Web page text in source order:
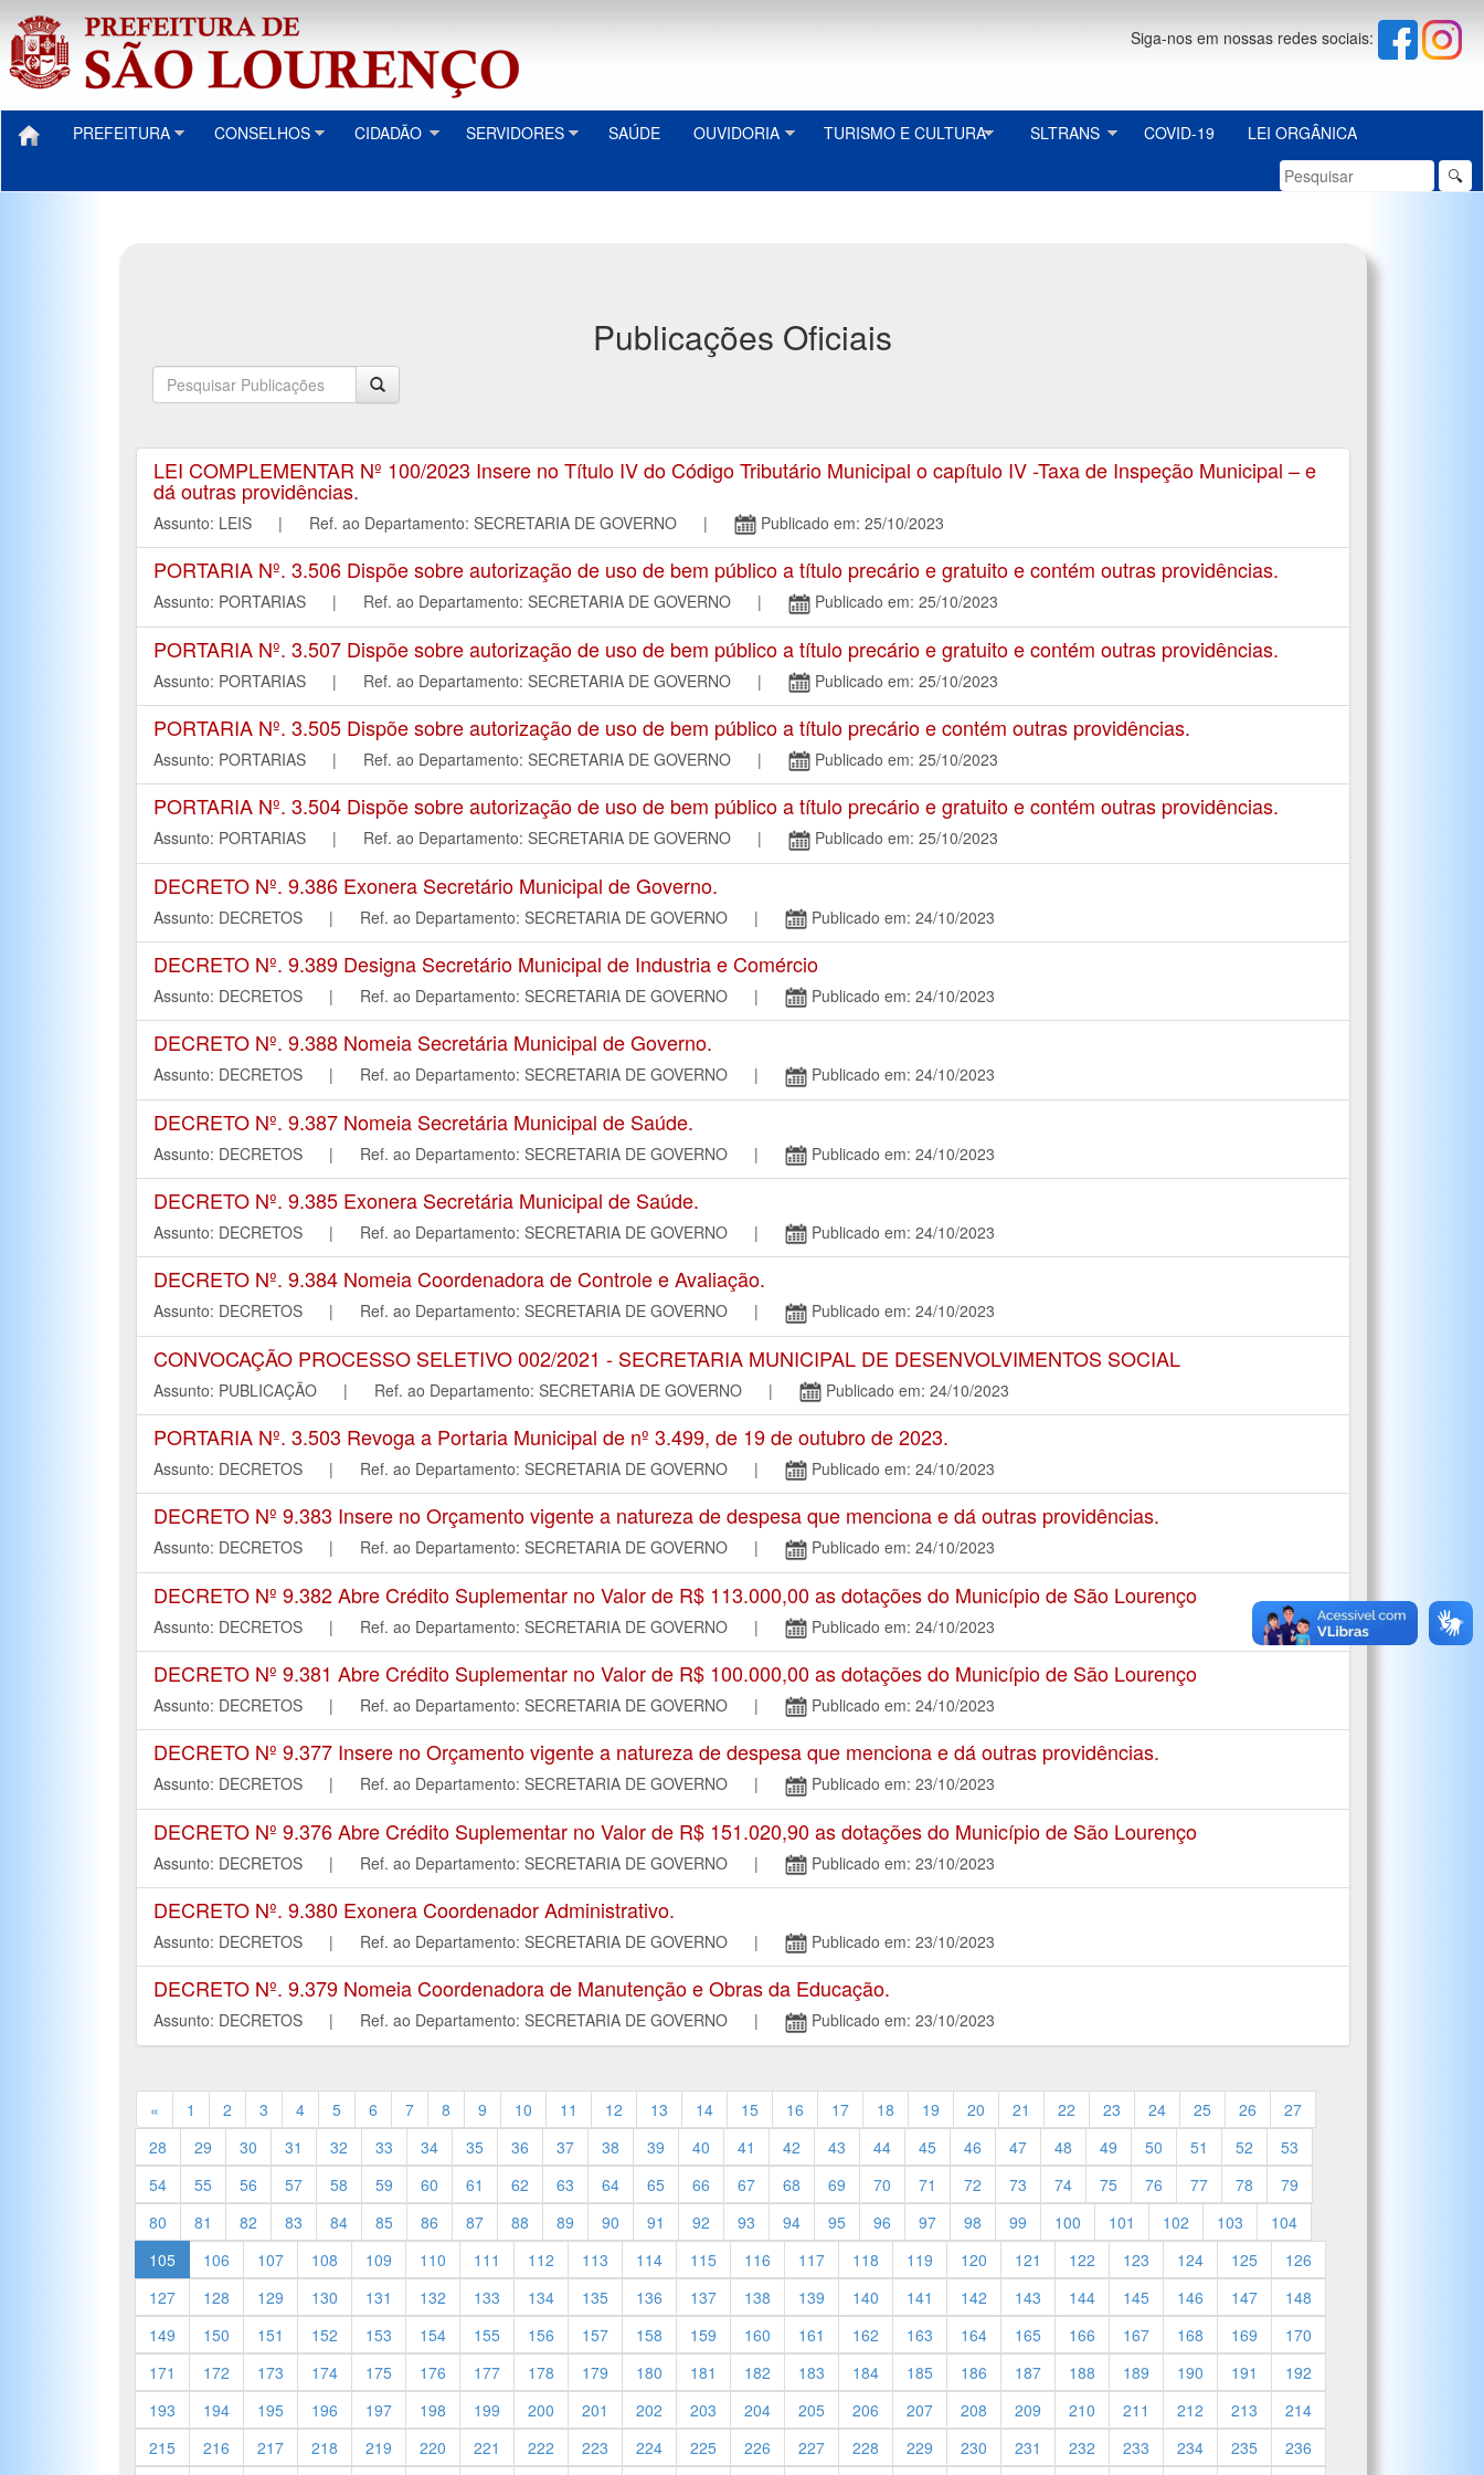
Siga-nos em nossas redes sociais:
PREFEITURA CONSELHOS CIDADÃO SERVIDORES SAÚDE OUVIDORIA TURISMO E CULTURA SLTRANS COVID-19
LEI ORGÂNICA
🔍
Publicações Oficiais
LEI COMPLEMENTAR Nº 100/2023 Insere no Título IV do Código Tributário Municipal o capítulo IV -Taxa de Inspeção Municipal – e
dá outras providências.
Assunto: LEIS | Ref. ao Departamento: SECRETARIA DE GOVERNO | Publicado em: 25/10/2023
PORTARIA Nº. 3.506 Dispõe sobre autorização de uso de bem público a título precário e gratuito e contém outras providências.
Assunto: PORTARIAS | Ref. ao Departamento: SECRETARIA DE GOVERNO | Publicado em: 25/10/2023
PORTARIA Nº. 3.507 Dispõe sobre autorização de uso de bem público a título precário e gratuito e contém outras providências.
Assunto: PORTARIAS | Ref. ao Departamento: SECRETARIA DE GOVERNO | Publicado em: 25/10/2023
PORTARIA Nº. 3.505 Dispõe sobre autorização de uso de bem público a título precário e contém outras providências.
Assunto: PORTARIAS | Ref. ao Departamento: SECRETARIA DE GOVERNO | Publicado em: 25/10/2023
PORTARIA Nº. 3.504 Dispõe sobre autorização de uso de bem público a título precário e gratuito e contém outras providências.
Assunto: PORTARIAS | Ref. ao Departamento: SECRETARIA DE GOVERNO | Publicado em: 25/10/2023
DECRETO Nº. 9.386 Exonera Secretário Municipal de Governo.
Assunto: DECRETOS | Ref. ao Departamento: SECRETARIA DE GOVERNO | Publicado em: 24/10/2023
DECRETO Nº. 9.389 Designa Secretário Municipal de Industria e Comércio
Assunto: DECRETOS | Ref. ao Departamento: SECRETARIA DE GOVERNO | Publicado em: 24/10/2023
DECRETO Nº. 9.388 Nomeia Secretária Municipal de Governo.
Assunto: DECRETOS | Ref. ao Departamento: SECRETARIA DE GOVERNO | Publicado em: 24/10/2023
DECRETO Nº. 9.387 Nomeia Secretária Municipal de Saúde.
Assunto: DECRETOS | Ref. ao Departamento: SECRETARIA DE GOVERNO | Publicado em: 24/10/2023
DECRETO Nº. 9.385 Exonera Secretária Municipal de Saúde.
Assunto: DECRETOS | Ref. ao Departamento: SECRETARIA DE GOVERNO | Publicado em: 24/10/2023
DECRETO Nº. 9.384 Nomeia Coordenadora de Controle e Avaliação.
Assunto: DECRETOS | Ref. ao Departamento: SECRETARIA DE GOVERNO | Publicado em: 24/10/2023
CONVOCAÇÃO PROCESSO SELETIVO 002/2021 - SECRETARIA MUNICIPAL DE DESENVOLVIMENTOS SOCIAL
Assunto: PUBLICAÇÃO | Ref. ao Departamento: SECRETARIA DE GOVERNO | Publicado em: 24/10/2023
PORTARIA Nº. 3.503 Revoga a Portaria Municipal de nº 3.499, de 19 de outubro de 2023.
Assunto: DECRETOS | Ref. ao Departamento: SECRETARIA DE GOVERNO | Publicado em: 24/10/2023
DECRETO Nº 9.383 Insere no Orçamento vigente a natureza de despesa que menciona e dá outras providências.
Assunto: DECRETOS | Ref. ao Departamento: SECRETARIA DE GOVERNO | Publicado em: 24/10/2023
DECRETO Nº 9.382 Abre Crédito Suplementar no Valor de R$ 113.000,00 as dotações do Município de São Lourenço
Assunto: DECRETOS | Ref. ao Departamento: SECRETARIA DE GOVERNO | Publicado em: 24/10/2023
DECRETO Nº 9.381 Abre Crédito Suplementar no Valor de R$ 100.000,00 as dotações do Município de São Lourenço
Assunto: DECRETOS | Ref. ao Departamento: SECRETARIA DE GOVERNO | Publicado em: 24/10/2023
DECRETO Nº 9.377 Insere no Orçamento vigente a natureza de despesa que menciona e dá outras providências.
Assunto: DECRETOS | Ref. ao Departamento: SECRETARIA DE GOVERNO | Publicado em: 23/10/2023
DECRETO Nº 9.376 Abre Crédito Suplementar no Valor de R$ 151.020,90 as dotações do Município de São Lourenço
Assunto: DECRETOS | Ref. ao Departamento: SECRETARIA DE GOVERNO | Publicado em: 23/10/2023
DECRETO Nº. 9.380 Exonera Coordenador Administrativo.
Assunto: DECRETOS | Ref. ao Departamento: SECRETARIA DE GOVERNO | Publicado em: 23/10/2023
DECRETO Nº. 9.379 Nomeia Coordenadora de Manutenção e Obras da Educação.
Assunto: DECRETOS | Ref. ao Departamento: SECRETARIA DE GOVERNO | Publicado em: 23/10/2023
« 1 2 3 4 5 6 7 8 9 10 11 12 13 14 15 16 17 18 19 20 21 22 23 24 25 26
27
28
29 30 31 32 33 34 35 36 37 38 39 40 41 42 43 44 45 46 47 48 49 50 51 52
53
54
55 56 57 58 59 60 61 62 63 64 65 66 67 68 69 70 71 72 73 74 75 76 77 78
79
80
81 82 83 84 85 86 87 88 89 90 91 92 93 94 95 96 97 98 99 100 101 102 103
104
105
106 107 108 109 110 111 112 113 114 115 116 117 118 119 120 121 122 123 124 125
126
127
128 129 130 131 132 133 134 135 136 137 138 139 140 141 142 143 144 145 146 147
148
149
150 151 152 153 154 155 156 157 158 159 160 161 162 163 164 165 166 167 168 169
170
171
172 173 174 175 176 177 178 179 180 181 182 183 184 185 186 187 188 189 190 191
192
193
194 195 196 197 198 199 200 201 202 203 204 205 206 207 208 209 210 211 212 213
214
215
216 217 218 219 220 221 222 223 224 225 226 227 228 229 230 231 232 233 234 235
236